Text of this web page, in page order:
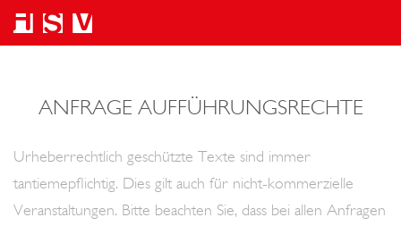
ANFRAGE AUFFÜHRUNGSRECHTE
Urheberrechtlich geschützte Texte sind immer
tantiemepflichtig. Dies gilt auch für nicht-kommerzielle
Veranstaltungen. Bitte beachten Sie, dass bei allen Anfragen